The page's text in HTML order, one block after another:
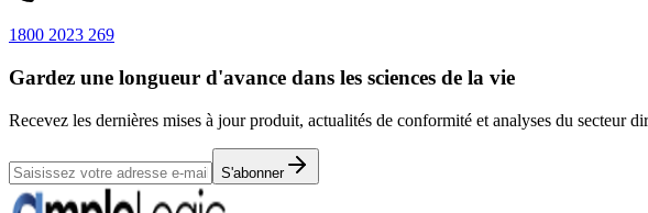
1800 2023 269
Gardez une longueur d'avance dans les sciences de la vie
Recevez les dernières mises à jour produit, actualités de conformité et analyses du secteur
S'abonner